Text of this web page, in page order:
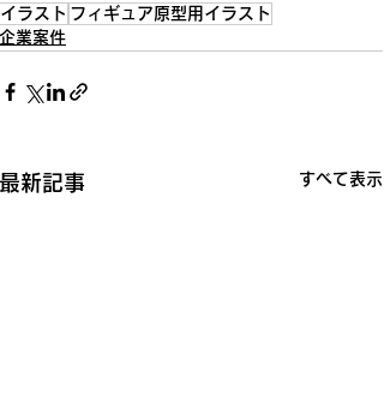
イラスト フィギュア原型用イラスト
企業案件
最新記事 すべて表示